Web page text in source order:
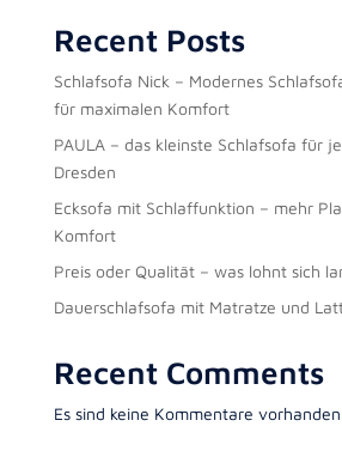
Recent Posts
Schlafsofa Nick – Modernes
für maximalen Komfort
PAULA – das kleinste Schlafsofa für
Dresden
Ecksofa mit Schlaffunktion – mehr
Komfort
Preis oder Qualität – was lohnt sich
Dauerschlafsofa mit Matratze und
Recent Comments
Es sind keine Kommentare